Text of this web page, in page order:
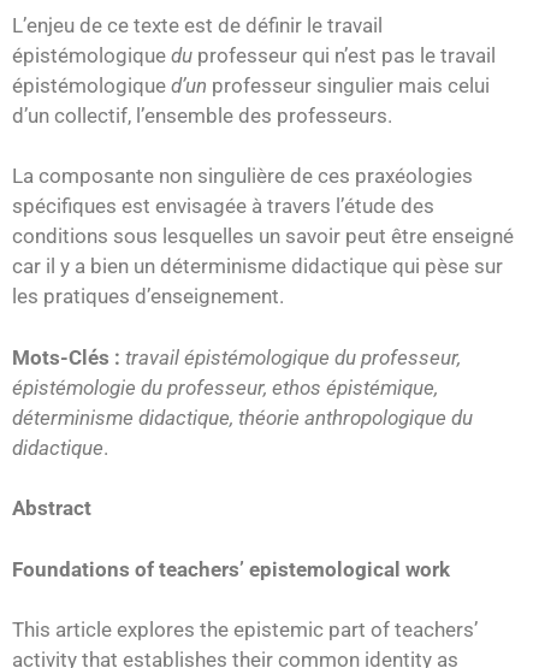
L’enjeu de ce texte est de définir le travail
épistémologique du professeur qui n’est pas le travail
épistémologique d’un professeur singulier mais celui
d’un collectif, l’ensemble des professeurs.
La composante non singulière de ces praxéologies
spécifiques est envisagée à travers l’étude des
conditions sous lesquelles un savoir peut être enseigné
car il y a bien un déterminisme didactique qui pèse sur
les pratiques d’enseignement.
Mots-Clés : travail épistémologique du professeur,
épistémologie du professeur, ethos épistémique,
déterminisme didactique, théorie anthropologique du
didactique.
Abstract
Foundations of teachers’ epistemological work
This article explores the epistemic part of teachers’
activity that establishes their common identity as